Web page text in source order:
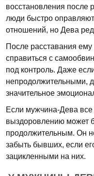
восстановления после
люди быстро
отношений, но Дева
После расставания
справиться с
под контроль. Даже
непродолжительными,
значительное
Если мужчина-Дева
выздоровлению может
продолжительным. Он
забыть бывших, если
зацикленными на них.